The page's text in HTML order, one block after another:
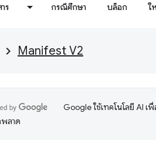
ร กรณีศึกษา บล็อก ใ
Manifest V2
Google ใช้เทคโนโลยี AI เ
ลาด